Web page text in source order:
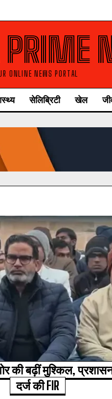
ONLINE NEWS PORTAL
सेलिब्रिटी खेल
की बढ़ीं मुश्किल,
दर्ज की FIR